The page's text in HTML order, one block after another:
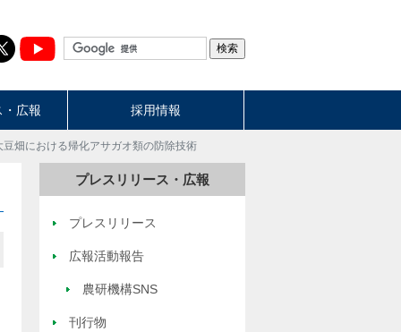
広報 採用情報
畑における帰化アサガオ類の防除技術
プレスリリース・広報
プレスリリース
広報活動報告
農研機構SNS
刊行物